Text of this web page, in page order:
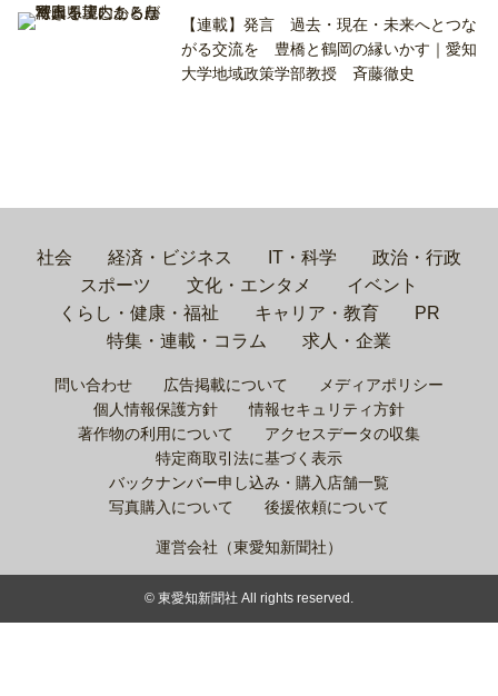
【連載】発言 過去・現在・未来へとつな
がる交流を 豊橋と鶴岡の縁いかす｜愛知
大学地域政策学部教授 斉藤徹史
社会 経済・ビジネス IT・科学
政治・行政
スポーツ
文化・エンタメ
イベント
くらし・健康・福祉
キャリア・教育
PR
特集・連載・コラム
求人・企業
問い合わせ 広告掲載について
メディアポリシー
個人情報保護方針
情報セキュリティ方針
著作物の利用について
アクセスデータの収集
特定商取引法に基づく表示
バックナンバー申し込み・購入店舗一覧
写真購入について
後援依頼について
運営会社（東愛知新聞社）
© 東愛知新聞社 All rights reserved.